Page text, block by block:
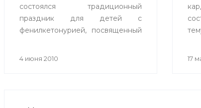
состоялся традиционный
праздник для детей с
фенилкетонурией, посвященный
4 июня 2010 17